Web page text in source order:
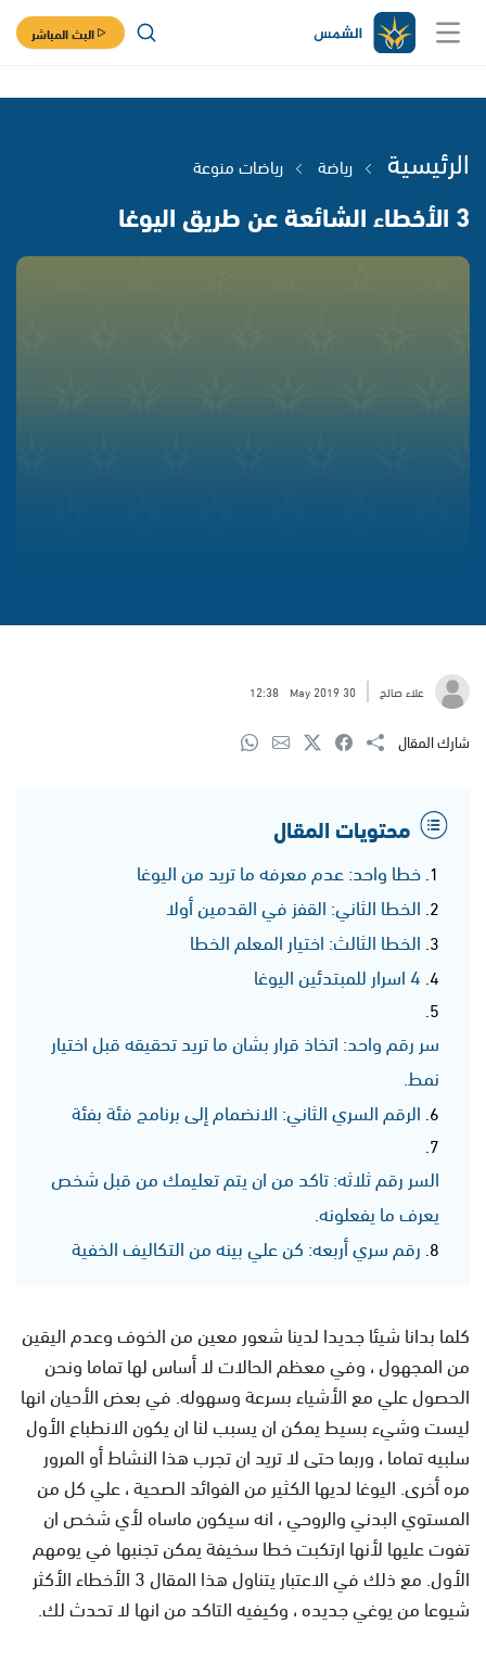
البث المباشر
الرئيسية رياضة رياضات منوعة
3 الأخطاء الشائعة عن طريق اليوغا
علاء صالح 30 May 2019
12:38
شارك المقال
محتويات المقال
خطا واحد: عدم معرفه ما تريد من اليوغا
الخطا الثاني: القفز في القدمين أولا
الخطا الثالث: اختيار المعلم الخطا
4 اسرار للمبتدئين اليوغا
سر رقم واحد: اتخاذ قرار بشان ما تريد تحقيقه قبل اختيار
نمط.
الرقم السري الثاني: الانضمام إلى برنامج فئة بفئة
السر رقم ثلاثه: تاكد من ان يتم تعليمك من قبل شخص
يعرف ما يفعلونه.
رقم سري أربعه: كن علي بينه من التكاليف الخفية
كلما بدانا شيئا جديدا لدينا شعور معين من الخوف وعدم اليقين
من المجهول ، وفي معظم الحالات لا أساس لها تماما ونحن
الحصول علي مع الأشياء بسرعة وسهوله. في بعض الأحيان انها
ليست وشيء بسيط يمكن ان يسبب لنا ان يكون الانطباع الأول
سلبيه تماما ، وربما حتى لا تريد ان تجرب هذا النشاط أو المرور
مره أخرى. اليوغا لديها الكثير من الفوائد الصحية ، علي كل من
المستوي البدني والروحي ، انه سيكون ماساه لأي شخص ان
تفوت عليها لأنها ارتكبت خطا سخيفة يمكن تجنبها في يومهم
الأول. مع ذلك في الاعتبار يتناول هذا المقال 3 الأخطاء الأكثر
شيوعا من يوغي جديده ، وكيفيه التاكد من انها لا تحدث لك.